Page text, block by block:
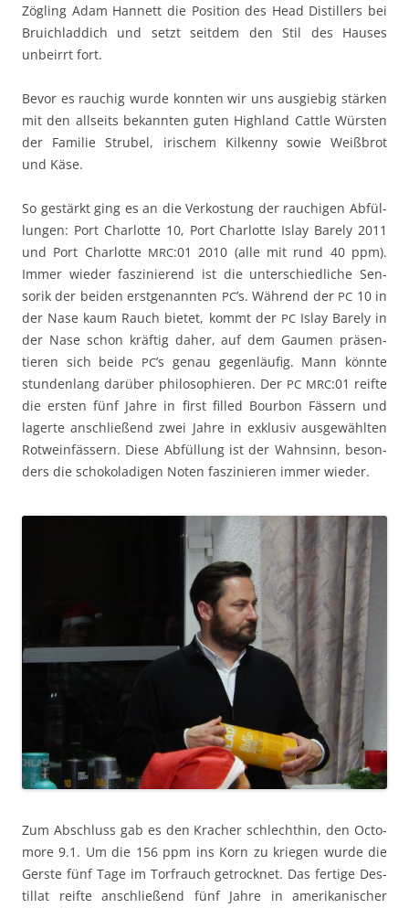
Zögling Adam Han­nett die Posi­tion des Head Dis­tillers bei
Bruich­lad­dich und set­zt seit­dem den Stil des Haus­es
unbeir­rt fort.
Bevor es rauchig wurde kon­nten wir uns aus­giebig stärken
mit den all­seits bekan­nten guten High­land Cat­tle Würsten
der Fam­i­lie Strubel, irischem Kilken­ny sowie Weißbrot
und Käse.
So gestärkt ging es an die Verkos­tung der rauchi­gen Abfül­
lun­gen: Port Char­lotte 10, Port Char­lotte Islay Bare­ly 2011
und Port Char­lotte MRC:01 2010 (alle mit rund 40 ppm).
Immer wieder faszinierend ist die unter­schiedliche Sen­
sorik der bei­den erst­ge­nan­nten PC’s. Während der PC 10 in
der Nase kaum Rauch bietet, kommt der PCIslay Bare­ly in
der Nase schon kräftig daher, auf dem Gau­men präsen­
tieren sich bei­de
PC’s genau gegen­läu­fig. Mann kön­nte
stun­den­lang darüber philoso­phieren. Der PC MRC:01 reifte
die ersten fünf Jahre in first filled Bour­bon Fässern und
lagerte anschließend zwei Jahre in exk­lu­siv aus­gewählten
Rotwe­in­fässern. Diese Abfül­lung ist der Wahnsinn, beson­
ders die schoko­ladi­gen Noten faszinieren immer wieder.
Zum Abschluss gab es den Kracher schlechthin, den Octo­
more 9.1. Um die 156 ppm ins Korn zu kriegen wurde die
Ger­ste fünf Tage im Tor­frauch getrock­net. Das fer­tige Des­
til­lat reifte anschließend fünf Jahre in amerikanis­ch­er